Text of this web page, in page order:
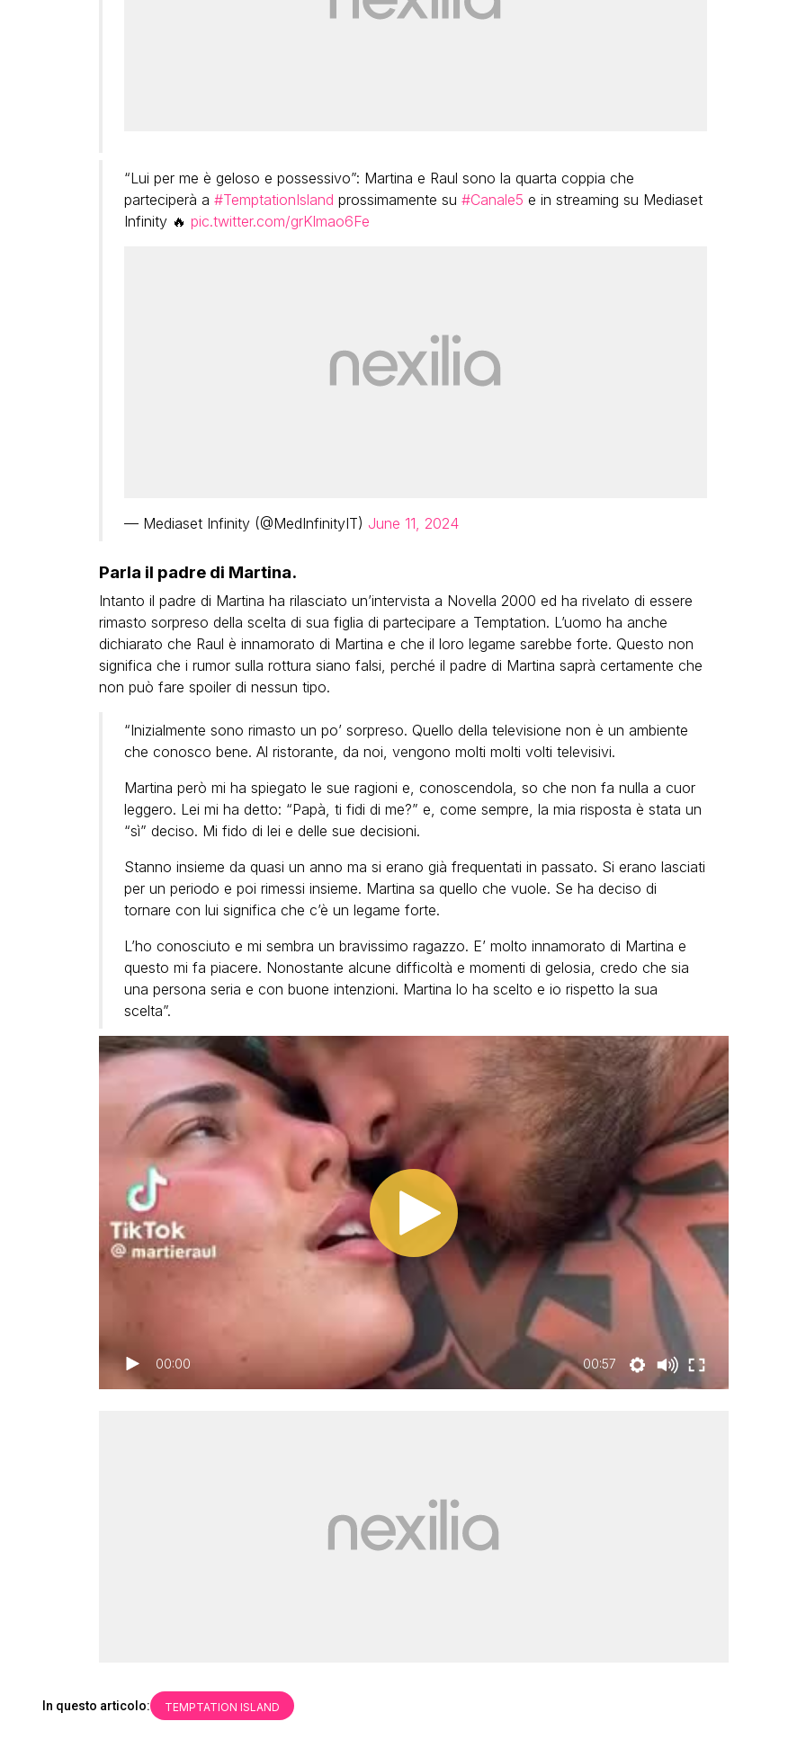
“Lui per me è geloso e possessivo”: Martina e Raul sono la quarta coppia che
parteciperà a #TemptationIsland prossimamente su #Canale5 e in streaming su Mediaset
Infinity 🔥 pic.twitter.com/grKlmao6Fe
— Mediaset Infinity (@MedInfinityIT) June 11, 2024
Parla il padre di Martina.
Intanto il padre di Martina ha rilasciato un’intervista a Novella 2000 ed ha rivelato di essere
rimasto sorpreso della scelta di sua figlia di partecipare a Temptation. L’uomo ha anche
dichiarato che Raul è innamorato di Martina e che il loro legame sarebbe forte. Questo non
significa che i rumor sulla rottura siano falsi, perché il padre di Martina saprà certamente che
non può fare spoiler di nessun tipo.
“Inizialmente sono rimasto un po’ sorpreso. Quello della televisione non è un ambiente
che conosco bene. Al ristorante, da noi, vengono molti molti volti televisivi.
Martina però mi ha spiegato le sue ragioni e, conoscendola, so che non fa nulla a cuor
leggero. Lei mi ha detto: “Papà, ti fidi di me?” e, come sempre, la mia risposta è stata un
“sì” deciso. Mi fido di lei e delle sue decisioni.
Stanno insieme da quasi un anno ma si erano già frequentati in passato. Si erano lasciati
per un periodo e poi rimessi insieme. Martina sa quello che vuole. Se ha deciso di
tornare con lui significa che c’è un legame forte.
L’ho conosciuto e mi sembra un bravissimo ragazzo. E’ molto innamorato di Martina e
questo mi fa piacere. Nonostante alcune difficoltà e momenti di gelosia, credo che sia
una persona seria e con buone intenzioni. Martina lo ha scelto e io rispetto la sua
scelta”.
00:00 00:57
In questo articolo: TEMPTATION ISLAND